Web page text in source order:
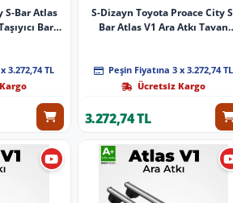
S-Bar Atlas
Barı
3.272,74 TL
S-Dizayn Toyota Proace City
Bar Atlas V1 Ara Atkı Tavan
Peşin Fiyatına 3 x 3.272,74 TL
Ücretsiz Kargo
3.272,74 TL